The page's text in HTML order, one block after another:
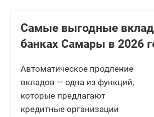
Самые выгодные
банках Самары в 2026
Автоматическое продление
вкладов — одна из функций,
которые предлагают
кредитные организации